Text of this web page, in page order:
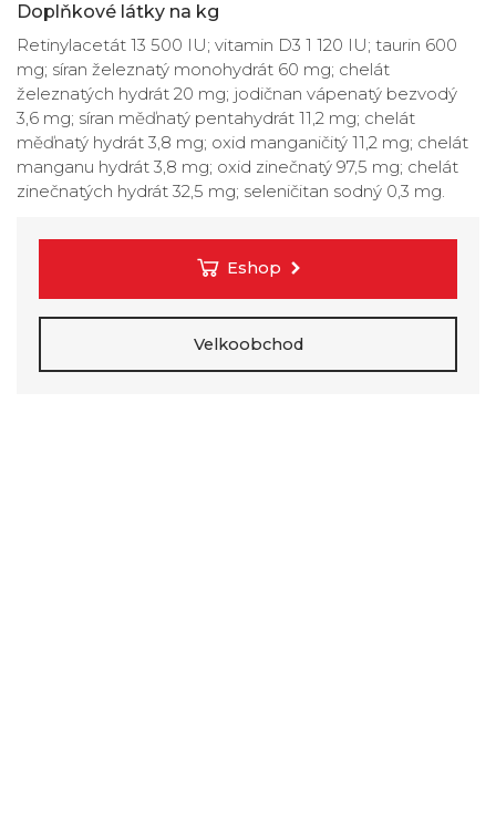
Doplňkové látky na kg
Retinylacetát 13 500 IU; vitamin D3 1 120 IU; taurin 600
mg; síran železnatý monohydrát 60 mg; chelát
železnatých hydrát 20 mg; jodičnan vápenatý bezvodý
3,6 mg; síran měďnatý pentahydrát 11,2 mg; chelát
měďnatý hydrát 3,8 mg; oxid manganičitý 11,2 mg; chelát
manganu hydrát 3,8 mg; oxid zinečnatý 97,5 mg; chelát
zinečnatých hydrát 32,5 mg; seleničitan sodný 0,3 mg.
Eshop
Velkoobchod